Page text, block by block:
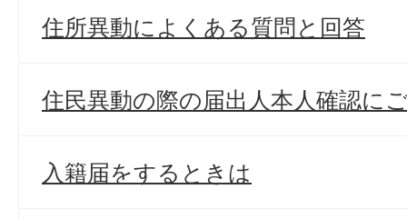
住所異動によくある質問と回答
住民異動の際の届出人本人確認に
入籍届をするときは